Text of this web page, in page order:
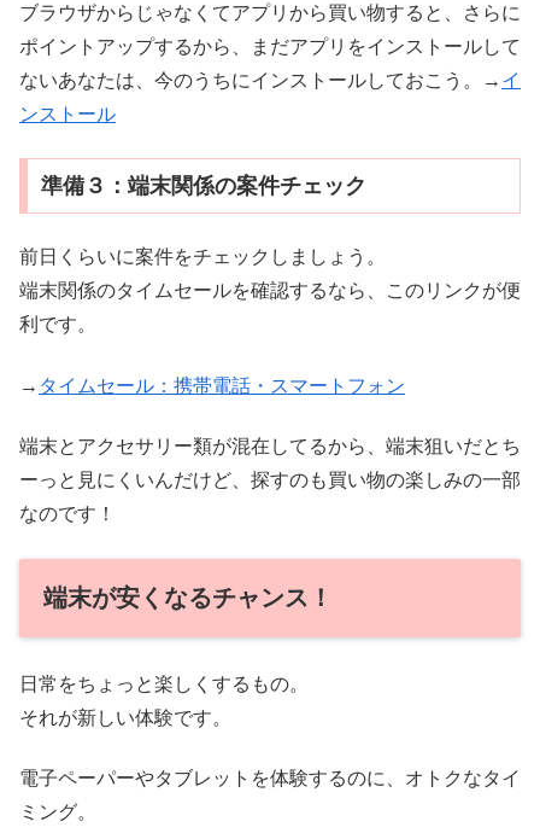
ブラウザからじゃなくてアプリから買い物すると、さらに
ポイントアップするから、まだアプリをインストールして
ないあなたは、今のうちにインストールしておこう。→ イ
ンストール
準備３：端末関係の案件チェック
前日くらいに案件をチェックしましょう。
端末関係のタイムセールを確認するなら、このリンクが便
利です。
→ タイムセール：携帯電話・スマートフォン
端末とアクセサリー類が混在してるから、端末狙いだとち
ーっと見にくいんだけど、探すのも買い物の楽しみの一部
なのです！
端末が安くなるチャンス！
日常をちょっと楽しくするもの。
それが新しい体験です。
電子ペーパーやタブレットを体験するのに、オトクなタイ
ミング。